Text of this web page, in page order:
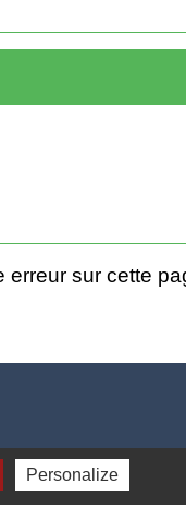
erreur sur cette
Personalize